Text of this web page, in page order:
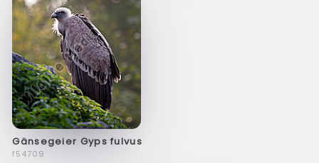
Gänsegeier Gyps fulvus
f54709